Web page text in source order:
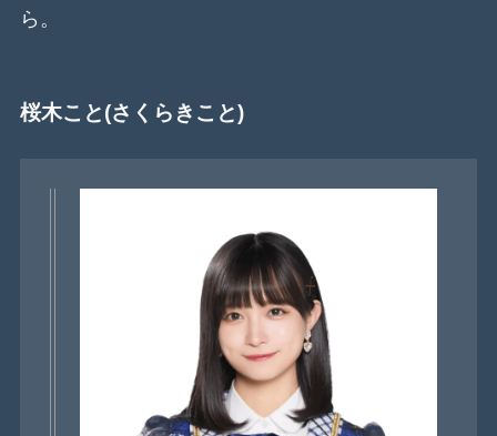
ら。
桜木こと(さくらきこと)